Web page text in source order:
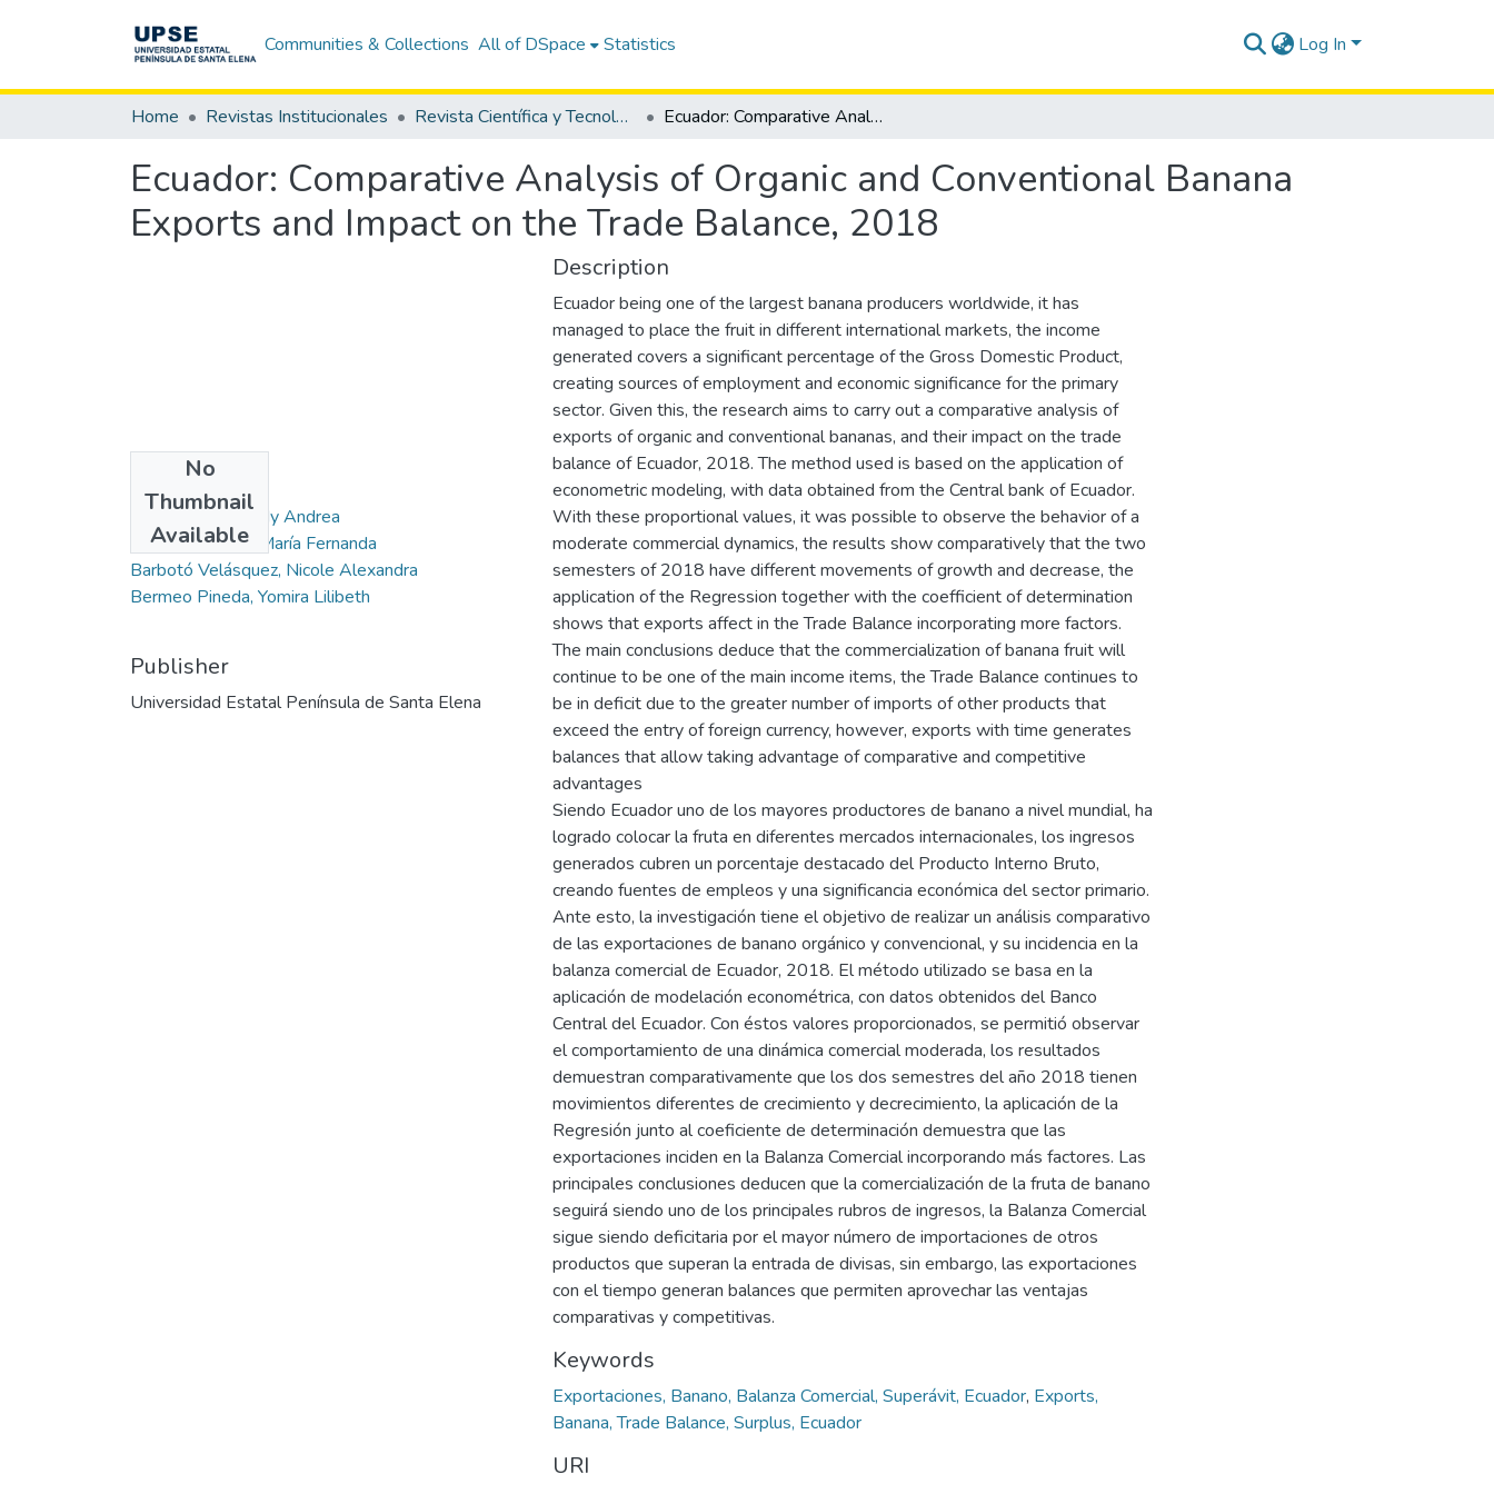
Communities & Collections All of DSpace Statistics Log In
Home Revistas Institucionales Revista Científica y Tecnológica UPSE - CTU / OAI-PMH Ecuador: Comparative Analysis of Organic and Conventional Banana Exports and Impact on the Trade Balance, 2018
Ecuador: Comparative Analysis of Organic and Conventional Banana
Exports and Impact on the Trade Balance, 2018
No
Thumbnail
Available
Authors
León Serrano, Lady Andrea
Arcaya Sisalima, María Fernanda
Barbotó Velásquez, Nicole Alexandra
Bermeo Pineda, Yomira Lilibeth
Publisher
Universidad Estatal Península de Santa Elena
Description
Ecuador being one of the largest banana producers worldwide, it has
managed to place the fruit in different international markets, the income
generated covers a significant percentage of the Gross Domestic Product,
creating sources of employment and economic significance for the primary
sector. Given this, the research aims to carry out a comparative analysis of
exports of organic and conventional bananas, and their impact on the trade
balance of Ecuador, 2018. The method used is based on the application of
econometric modeling, with data obtained from the Central bank of Ecuador.
With these proportional values, it was possible to observe the behavior of a
moderate commercial dynamics, the results show comparatively that the two
semesters of 2018 have different movements of growth and decrease, the
application of the Regression together with the coefficient of determination
shows that exports affect in the Trade Balance incorporating more factors.
The main conclusions deduce that the commercialization of banana fruit will
continue to be one of the main income items, the Trade Balance continues to
be in deficit due to the greater number of imports of other products that
exceed the entry of foreign currency, however, exports with time generates
balances that allow taking advantage of comparative and competitive
advantages
Siendo Ecuador uno de los mayores productores de banano a nivel mundial, ha
logrado colocar la fruta en diferentes mercados internacionales, los ingresos
generados cubren un porcentaje destacado del Producto Interno Bruto,
creando fuentes de empleos y una significancia económica del sector primario.
Ante esto, la investigación tiene el objetivo de realizar un análisis comparativo
de las exportaciones de banano orgánico y convencional, y su incidencia en la
balanza comercial de Ecuador, 2018. El método utilizado se basa en la
aplicación de modelación econométrica, con datos obtenidos del Banco
Central del Ecuador. Con éstos valores proporcionados, se permitió observar
el comportamiento de una dinámica comercial moderada, los resultados
demuestran comparativamente que los dos semestres del año 2018 tienen
movimientos diferentes de crecimiento y decrecimiento, la aplicación de la
Regresión junto al coeficiente de determinación demuestra que las
exportaciones inciden en la Balanza Comercial incorporando más factores. Las
principales conclusiones deducen que la comercialización de la fruta de banano
seguirá siendo uno de los principales rubros de ingresos, la Balanza Comercial
sigue siendo deficitaria por el mayor número de importaciones de otros
productos que superan la entrada de divisas, sin embargo, las exportaciones
con el tiempo generan balances que permiten aprovechar las ventajas
comparativas y competitivas.
Keywords
Exportaciones, Banano, Balanza Comercial, Superávit, Ecuador, Exports,
Banana, Trade Balance, Surplus, Ecuador
URI